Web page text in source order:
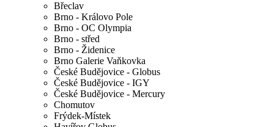
Břeclav
Brno - Královo Pole
Brno - OC Olympia
Brno - střed
Brno - Židenice
Brno Galerie Vaňkovka
České Budějovice - Globus
České Budějovice - IGY
České Budějovice - Mercury
Chomutov
Frýdek-Místek